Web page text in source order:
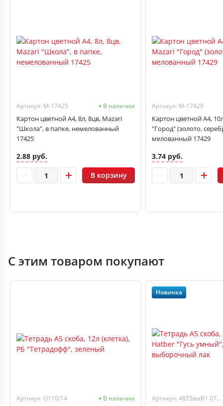
Артикул: M-17425 В наличии
Картон цветной A4, 8л, 8цв, Mazari
"Школа", в папке, немелованный
17425
2.88 руб.
В корзину
Артикул: M-17429
Картон цветной A4,
"Город" (золото,
мелованный 17429
3.74 руб.
С этим товаром покупают
Артикул: O110/14 В наличии
Новинка
Артикул: 48Т5вмВ1 078540